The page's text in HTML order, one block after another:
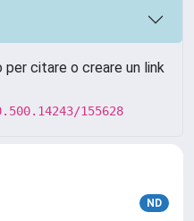
citare o creare un link
155628
ND